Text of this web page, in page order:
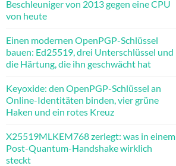
Beschleuniger von 2013 gegen eine CPU
von heute
Einen modernen OpenPGP-Schlüssel
bauen: Ed25519, drei Unterschlüssel und
die Härtung, die ihn geschwächt hat
Keyoxide: den OpenPGP-Schlüssel an
Online-Identitäten binden, vier grüne
Haken und ein rotes Kreuz
X25519MLKEM768 zerlegt: was in einem
Post-Quantum-Handshake wirklich
steckt